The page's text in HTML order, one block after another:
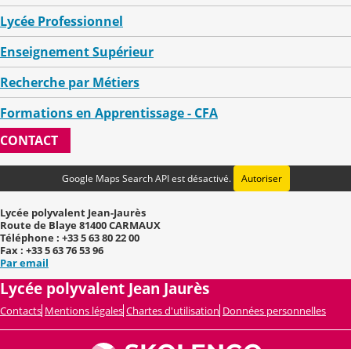
Lycée Professionnel
Enseignement Supérieur
Recherche par Métiers
Formations en Apprentissage - CFA
CONTACT
Google Maps Search API est désactivé. Autoriser
Lycée polyvalent Jean-Jaurès
Route de Blaye 81400 CARMAUX
Téléphone : +33 5 63 80 22 00
Fax : +33 5 63 76 53 96
Par email
Lycée polyvalent Jean Jaurès
Contacts Mentions légales Chartes d'utilisation Données personnelles